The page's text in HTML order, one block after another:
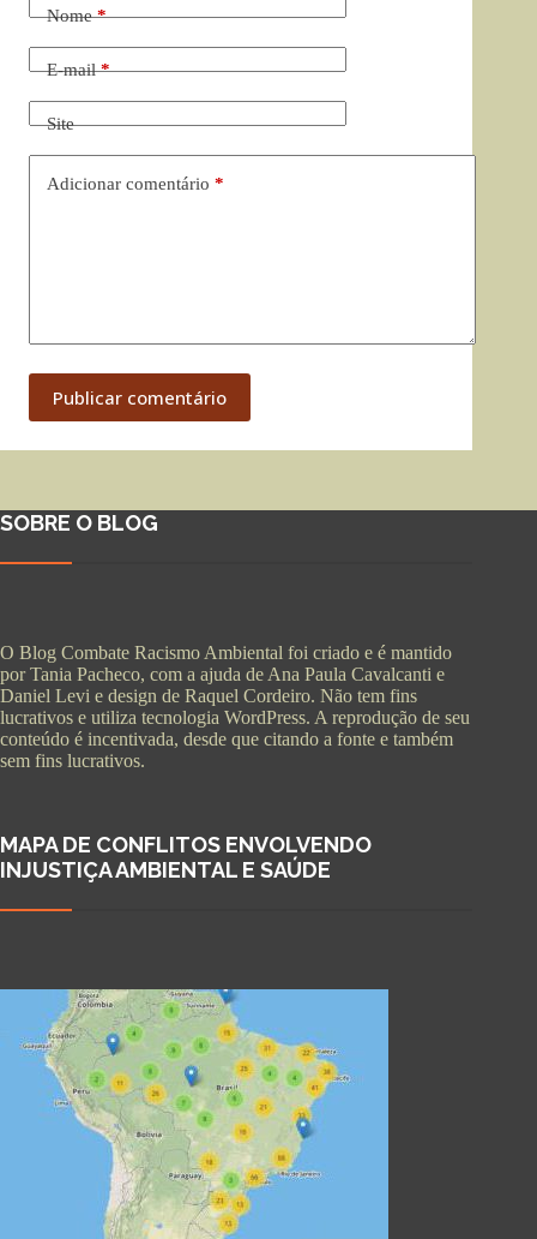
Nome*
E-mail*
Site
Adicionar comentário *
Publicar comentário
SOBRE O BLOG
O Blog Combate Racismo Ambiental foi criado e é mantido
por Tania Pacheco, com a ajuda de Ana Paula Cavalcanti e
Daniel Levi e design de Raquel Cordeiro. Não tem fins
lucrativos e utiliza tecnologia WordPress. A reprodução de seu
conteúdo é incentivada, desde que citando a fonte e também
sem fins lucrativos.
MAPA DE CONFLITOS ENVOLVENDO
INJUSTIÇA AMBIENTAL E SAÚDE